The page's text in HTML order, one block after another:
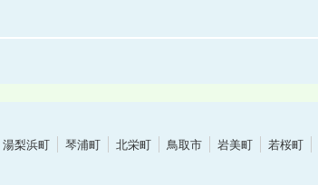
湯梨浜町 琴浦町 北栄町 鳥取市 岩美町 若桜町